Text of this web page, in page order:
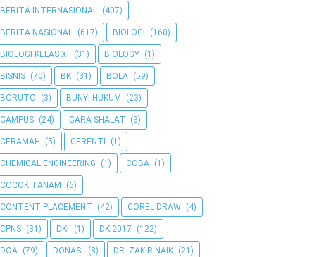
BERITA INTERNASIONAL (407)
BERITA NASIONAL (617) BIOLOGI (160)
BIOLOGI KELAS XI (31) BIOLOGY (1)
BISNIS (70) BK (31) BOLA (59)
BORUTO (3) BUNYI HUKUM (23)
CAMPUS (24) CARA SHALAT (3)
CERAMAH (5) CERENTI (1)
CHEMICAL ENGINEERING (1) COBA (1)
COCOK TANAM (6)
CONTENT PLACEMENT (42) COREL DRAW (4)
CPNS (31) DKI (1) DKI2017 (122)
DOA (79) DONASI (8) DR. ZAKIR NAIK (21)